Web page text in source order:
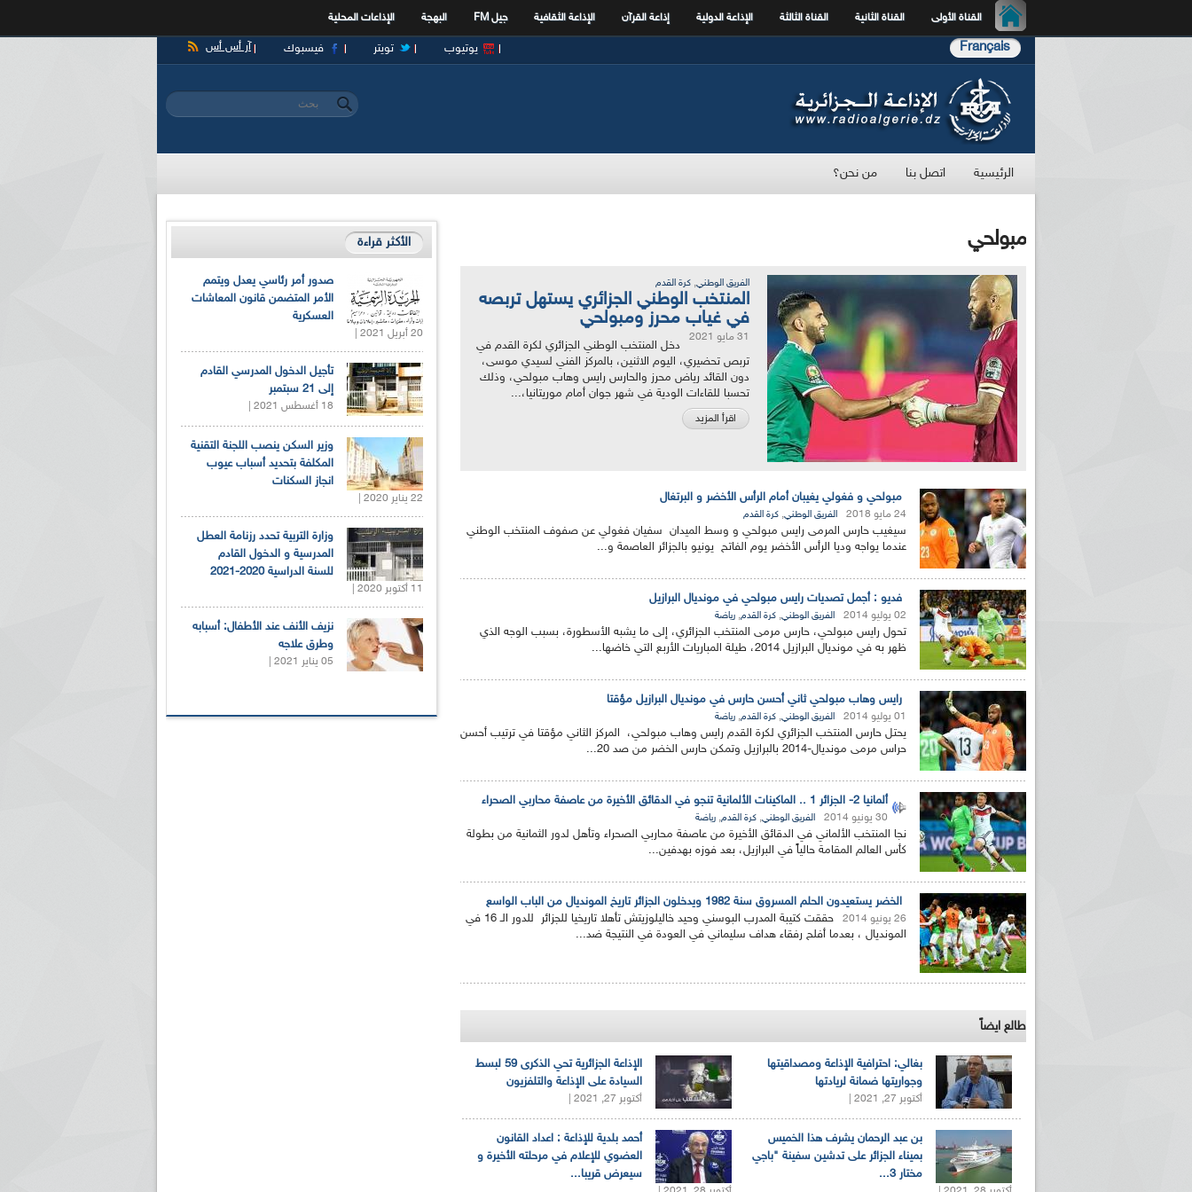
القناة الأولى القناة الثانية القناة الثالثة الإذاعة الدولية إذاعة القرآن الإذاعة الثقافية جيل FM البهجة الإذاعات المحلية
Français آر أس أس فيسبوك تويتر يوتيوب
استمارة البحث
‏بحث ‏
الرئيسية اتصل بنا من نحن؟
مبولحي
الفريق الوطني, كرة القدم
المنتخب الوطني الجزائري يستهل تربصه
في غياب محرز ومبولحي
31 مايو 2021
دخل المنتخب الوطني الجزائري لكرة القدم في
تربص تحضيري، اليوم الاثنين، بالمركز الفني لسيدي موسى،
دون القائد رياض محرز والحارس رايس وهاب مبولحي، وذلك
تحسبا للقاءات الودية في شهر جوان أمام موريتانيا،...
اقرأ المزيد
مبولحي و فغولي يغيبان أمام الرأس الأخضر و البرتغال
24 مايو 2018 الفريق الوطني, كرة القدم
سيغيب حارس المرمى رايس مبولحي و وسط الميدان سفيان فغولي عن صفوف المنتخب الوطني
عندما يواجه وديا الرأس الأخضر يوم الفاتح يونيو بالجزائر العاصمة و...
فديو : أجمل تصديات رايس مبولحي في مونديال البرازيل
02 يوليو 2014 الفريق الوطني, كرة القدم, رياضة
تحول رايس مبولحي، حارس مرمى المنتخب الجزائري، إلى ما يشبه الأسطورة، بسبب الوجه الذي
ظهر به في مونديال البرازيل 2014، طيلة المباريات الأربع التي خاضها...
رايس وهاب مبولحي ثاني أحسن حارس في مونديال البرازيل مؤقتا
01 يوليو 2014 الفريق الوطني, كرة القدم, رياضة
يحتل حارس المنتخب الجزائري لكرة القدم رايس وهاب مبولحي، المركز الثاني مؤقتا في ترتيب أحسن
حراس مرمى مونديال-2014 بالبرازيل وتمكن حارس الخضر من صد 20...
ألمانيا 2- الجزائر 1 .. الماكينات الألمانية تنجو في الدقائق الأخيرة من عاصفة محاربي الصحراء
30 يونيو 2014 الفريق الوطني, كرة القدم, رياضة
نجا المنتخب الألماني في الدقائق الأخيرة من عاصفة محاربي الصحراء وتأهل لدور الثمانية من بطولة
كأس العالم المقامة حالياً في البرازيل، بعد فوزه بهدفين...
الخضر يستعيدون الحلم المسروق سنة 1982 ويدخلون الجزائر تاريخ المونديال من الباب الواسع
26 يونيو 2014
حققت كتيبة المدرب البوسني وحيد خاليلوزيتش تأهلا تاريخيا للجزائر للدور الـ 16 في
المونديال ، بعدما أفلح رفقاء هداف سليماني في العودة في النتيجة ضد...
طالع ايضاً
الإذاعة الجزائرية تحي الذكرى 59 لبسط
السيادة على الإذاعة والتلفزيون
أكتوبر 27, 2021 |
بغالي: احترافية الإذاعة ومصداقيتها
وجواريتها ضمانة لريادتها
أكتوبر 27, 2021 |
أحمد بلدية للإذاعة : اعداد القانون
العضوي للإعلام في مرحلته الأخيرة و
سيعرض قريبا...
بن عبد الرحمان يشرف هذا الخميس
بميناء الجزائر على تدشين سفينة "باجي
مختار 3...
الأكثر قراءة
صدور أمر رئاسي يعدل ويتمم
الأمر المتضمن قانون المعاشات
العسكرية
20 أبريل 2021 |
تأجيل الدخول المدرسي القادم
إلى 21 سبتمبر
18 أغسطس 2021 |
وزير السكن ينصب اللجنة التقنية
المكلفة بتحديد أسباب عيوب
انجاز السكنات
22 يناير 2020 |
وزارة التربية تحدد رزنامة العطل
المدرسية و الدخول القادم
للسنة الدراسية 2020-2021
11 أكتوبر 2020 |
نزيف الأنف عند الأطفال: أسبابه
وطرق علاجه
05 يناير 2021 |